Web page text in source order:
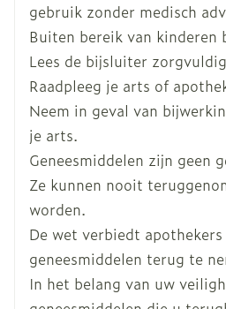
Breedte 68 mm
Lengte 113 mm
Diepte 60 mm
Hoeveelheid
Verpakking
60
Actieve
Ingrediënten
paracetamol
gebruik zonder medisch
Buiten bereik van kinderen
Lees de bijsluiter
Raadpleeg je arts of
Neem in geval van
je arts.
Geneesmiddelen zijn geen
Ze kunnen nooit
worden.
De wet verbiedt
geneesmiddelen terug te
In het belang van uw